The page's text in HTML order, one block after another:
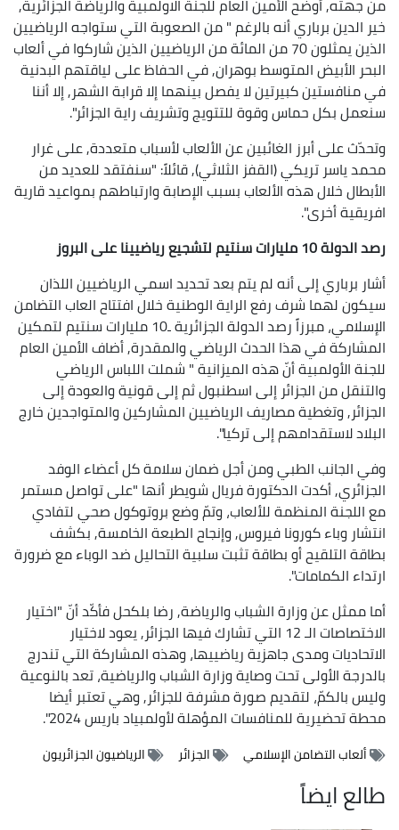
خير الدين برباري أنه بالرغم " من الصعوبة التي ستواجه الرياضيين
الذين يمثلون 70 من المائة من الرياضيين الذين شاركوا في ألعاب
البحر الأبيض المتوسط بوهران, في الحفاظ على لياقتهم البدنية
في منافستين كبيرتين لا يفصل بينهما إلا قرابة الشهر, إلا أننا
سنعمل بكل حماس وقوة للتتويج وتشريف راية الجزائر".
وتحدّث على أبرز الغائبين عن الألعاب لأسباب متعددة, على غرار
محمد ياسر تريكي (القفز الثلاثي), قائلاً: "سنفتقد للعديد من
الأبطال خلال هذه الألعاب بسبب الإصابة وارتباطهم بمواعيد قارية
افريقية أخرى".
رصد الدولة 10 مليارات سنتيم لتشجيع رياضيينا على البروز
أشار برباري إلى أنه لم يتم بعد تحديد اسمي الرياضيين اللذان
سيكون لهما شرف رفع الراية الوطنية خلال افتتاح العاب التضامن
الإسلامي، مبرزاً رصد الدولة الجزائرية ـ10 مليارات سنتيم لتمكين
المشاركة في هذا الحدث الرياضي والمقدرة, أضاف الأمين العام
للجنة الأولمبية أنّ هذه الميزانية " شملت اللباس الرياضي
والتنقل من الجزائر إلى اسطنبول ثم إلى قونية والعودة إلى
الجزائر, وتغطية مصاريف الرياضيين المشاركين والمتواجدين خارج
البلاد لاستقدامهم إلى تركيا".
وفي الجانب الطبي ومن أجل ضمان سلامة كل أعضاء الوفد
الجزائري, أكدت الدكتورة فريال شويطر أنها "على تواصل مستمر
مع اللجنة المنظمة للألعاب، وتمّ وضع بروتوكول صحي لتفادي
انتشار وباء كورونا فيروس, وإنجاح الطبعة الخامسة, بكشف
بطاقة التلقيح أو بطاقة تثبت سلبية التحاليل ضد الوباء مع ضرورة
ارتداء الكمامات".
أما ممثل عن وزارة الشباب والرياضة, رضا بلكحل فأكّد أنّ "اختيار
الاختصاصات الـ 12 التي تشارك فيها الجزائر, يعود لاختيار
الاتحاديات ومدى جاهزية رياضييها، وهذه المشاركة التي تندرج
بالدرجة الأولى تحت وصاية وزارة الشباب والرياضية، تعد بالنوعية
وليس بالكمّ، لتقديم صورة مشرفة للجزائر, وهي تعتبر أيضا
محطة تحضيرية للمنافسات المؤهلة لأولمبياد باريس 2024".
ألعاب التضامن الإسلامي الجزائر الرياضيون الجزائريون
طالع ايضاً